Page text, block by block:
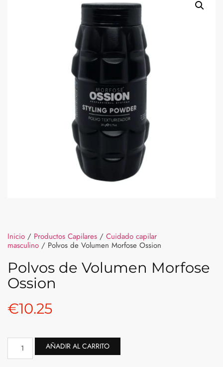
Inicio / Productos Capilares / Cuidado capilar
masculino / Polvos de Volumen Morfose Ossion
Polvos de Volumen Morfose
Ossion
€10.25
AÑADIR AL CARRITO